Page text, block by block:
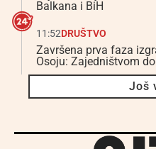
Balkana i BiH
11:52DRUŠTVO
Završena prva faza
Osoju: Zajedništvom
Još